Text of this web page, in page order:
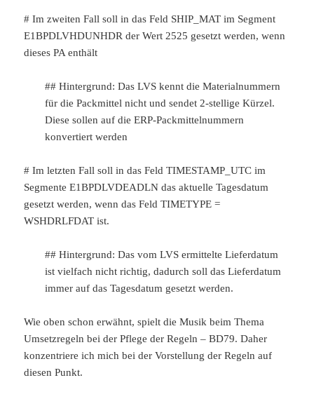
# Im zweiten Fall soll in das Feld SHIP_MAT im Segment
E1BPDLVHDUNHDR der Wert 2525 gesetzt werden, wenn
dieses PA enthält
## Hintergrund: Das LVS kennt die Materialnummern
für die Packmittel nicht und sendet 2-stellige Kürzel.
Diese sollen auf die ERP-Packmittelnummern
konvertiert werden
# Im letzten Fall soll in das Feld TIMESTAMP_UTC im
Segmente E1BPDLVDEADLN das aktuelle Tagesdatum
gesetzt werden, wenn das Feld TIMETYPE =
WSHDRLFDAT ist.
## Hintergrund: Das vom LVS ermittelte Lieferdatum
ist vielfach nicht richtig, dadurch soll das Lieferdatum
immer auf das Tagesdatum gesetzt werden.
Wie oben schon erwähnt, spielt die Musik beim Thema
Umsetzregeln bei der Pflege der Regeln – BD79. Daher
konzentriere ich mich bei der Vorstellung der Regeln auf
diesen Punkt.